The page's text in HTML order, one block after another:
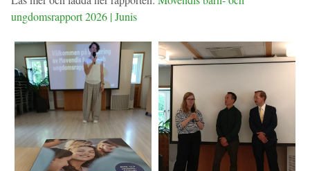
ungdomsrapport 2026 | Junis